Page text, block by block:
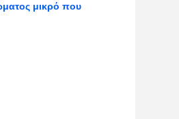
μικρό που